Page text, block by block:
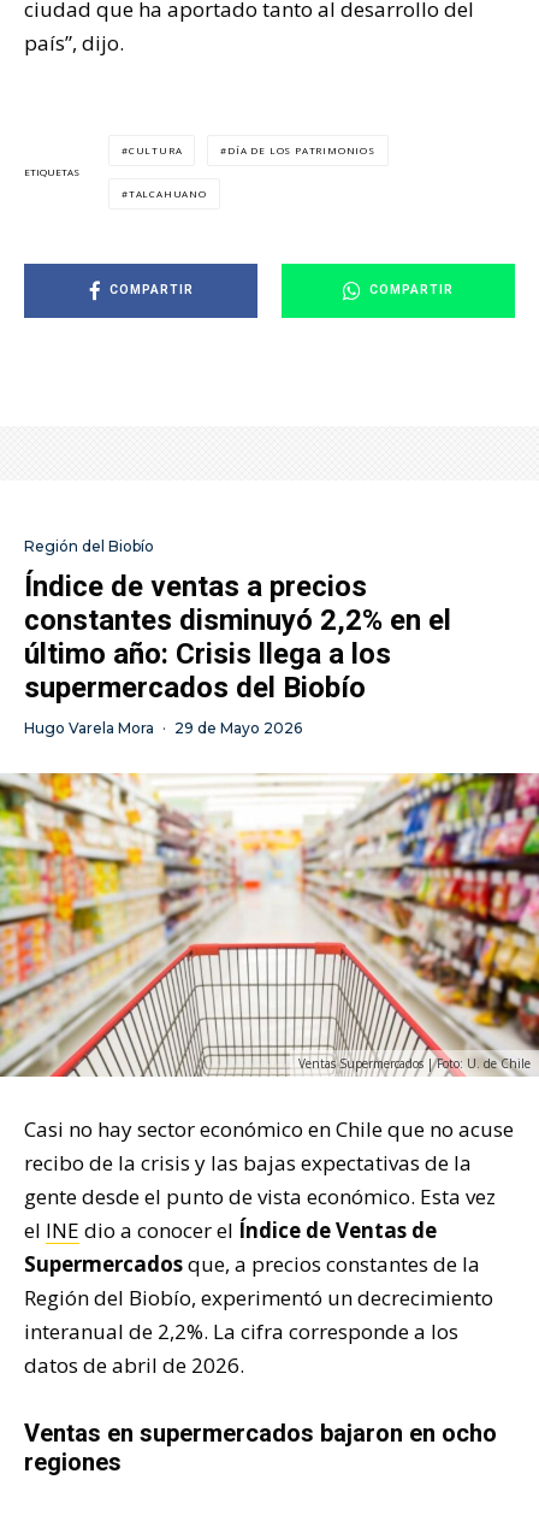
ciudad que ha aportado tanto al desarrollo del
país”, dijo.
ETIQUETAS
CULTURA DÍA DE LOS PATRIMONIOS
TALCAHUANO
COMPARTIR COMPARTIR
Región del Biobío
Índice de ventas a precios
constantes disminuyó 2,2% en el
último año: Crisis llega a los
supermercados del Biobío
Hugo Varela Mora · 29 de Mayo 2026
Ventas Supermercados | Foto: U. de Chile
Casi no hay sector económico en Chile que no acuse
recibo de la crisis y las bajas expectativas de la
gente desde el punto de vista económico. Esta vez
el INE dio a conocer el Índice de Ventas de
Supermercadosque, a precios constantes de la
Región del Biobío, experimentó un decrecimiento
interanual de 2,2%. La cifra corresponde a los
datos de abril de 2026.
Ventas en supermercados bajaron en ocho
regiones